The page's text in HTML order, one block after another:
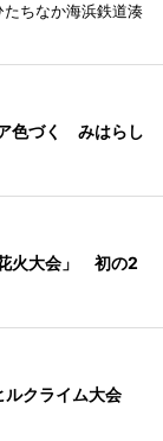
ちなか海浜鉄道湊
色づく みはらし
火大会」 初の2
ルクライム大会